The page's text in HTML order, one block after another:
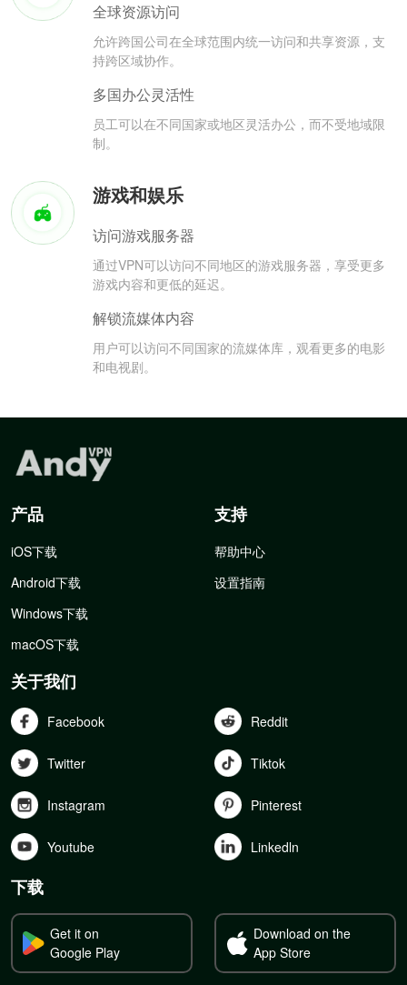
全球资源访问
允许跨国公司在全球范围内统一访问和共享资源，支
持跨区域协作。
多国办公灵活性
员工可以在不同国家或地区灵活办公，而不受地域限
制。
游戏和娱乐
访问游戏服务器
通过VPN可以访问不同地区的游戏服务器，享受更多
游戏内容和更低的延迟。
解锁流媒体内容
用户可以访问不同国家的流媒体库，观看更多的电影
和电视剧。
产品
iOS下载
Android下载
Windows下载
macOS下载
支持
帮助中心
设置指南
关于我们
Facebook Reddit
Twitter Tiktok
Instagram Pinterest
Youtube Linkedln
下载
Get it on
Google Play
Download on the
App Store